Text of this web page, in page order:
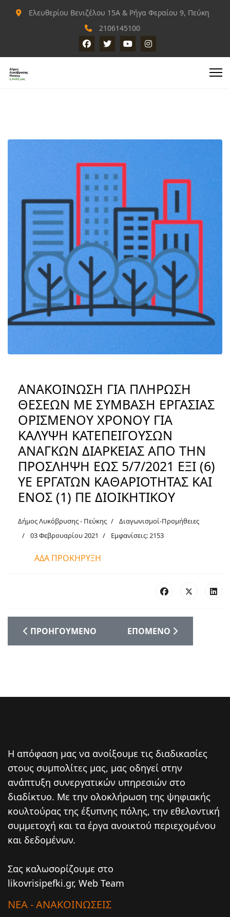
Ελευθερίου Βενιζέλου 15Α & Ρήγα Φεραίου 9, Πεύκη
2106145100
ΑΝΑΚΟΙΝΩΣΗ ΓΙΑ ΠΛΗΡΩΣΗ
ΘΕΣΕΩΝ ΜΕ ΣΥΜΒΑΣΗ ΕΡΓΑΣΙΑΣ
ΟΡΙΣΜΕΝΟΥ ΧΡΟΝΟΥ ΓΙΑ
ΚΑΛΥΨΗ ΚΑΤΕΠΕΙΓΟΥΣΩΝ
ΑΝΑΓΚΩΝ ΔΙΑΡΚΕΙΑΣ ΑΠΟ ΤΗΝ
ΠΡΟΣΛΗΨΗ ΕΩΣ 5/7/2021 ΕΞΙ (6)
ΥΕ ΕΡΓΑΤΩΝ ΚΑΘΑΡΙΟΤΗΤΑΣ ΚΑΙ
ΕΝΟΣ (1) ΠΕ ΔΙΟΙΚΗΤΙΚΟΥ
Δήμος Λυκόβρυσης - Πεύκης
Διαγωνισμοί-Προμήθειες
03 Φεβρουαρίου 2021
Εμφανίσεις: 2153
ΑΔΑ ΠΡΟΚΗΡΥΞΗ
ΠΡΟΗΓΟΎΜΕΝΟ ΆΡΘΡΟ: ΠΙΝΑΚΕΣ ΠΡΟΣΛΗΠΤΕΩΝ
ΠΡΟΗΓΟΎΜΕΝΟ ΕΠΌΜΕΝΟ ΆΡΘΡΟ:
ΕΠΌΜΕΝΟ
Η απόφαση μας να ανοίξουμε τις διαδικασίες
στους συμπολίτες μας, μας οδηγεί στην
ανάπτυξη συνεργατικών υπηρεσιών στο
διαδίκτυο. Mε την ολοκλήρωση της ψηφιακής
κουλτούρας της έξυπνης πόλης, την εθελοντική
συμμετοχή και τα έργα ανοικτού περιεχομένου
και δεδομένων.
Σας καλωσορίζουμε στο
likovrisipefki.gr, Web Team
ΝΕΑ - ΑΝΑΚΟΙΝΩΣΕΙΣ